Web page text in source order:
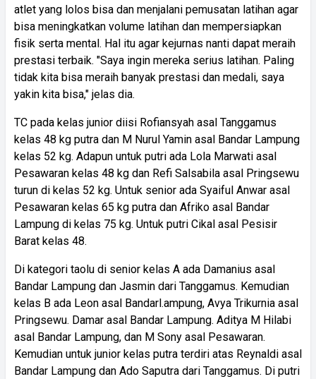
atlet yang lolos bisa dan menjalani pemusatan latihan agar
bisa meningkatkan volume latihan dan mempersiapkan
fisik serta mental. Hal itu agar kejurnas nanti dapat meraih
prestasi terbaik. "Saya ingin mereka serius latihan. Paling
tidak kita bisa meraih banyak prestasi dan medali, saya
yakin kita bisa," jelas dia.
TC pada kelas junior diisi Rofiansyah asal Tanggamus
kelas 48 kg putra dan M Nurul Yamin asal Bandar Lampung
kelas 52 kg. Adapun untuk putri ada Lola Marwati asal
Pesawaran kelas 48 kg dan Refi Salsabila asal Pringsewu
turun di kelas 52 kg. Untuk senior ada Syaiful Anwar asal
Pesawaran kelas 65 kg putra dan Afriko asal Bandar
Lampung di kelas 75 kg. Untuk putri Cikal asal Pesisir
Barat kelas 48.
Di kategori taolu di senior kelas A ada Damanius asal
Bandar Lampung dan Jasmin dari Tanggamus. Kemudian
kelas B ada Leon asal Bandarl.ampung, Avya Trikurnia asal
Pringsewu. Damar asal Bandar Lampung. Aditya M Hilabi
asal Bandar Lampung, dan M Sony asal Pesawaran.
Kemudian untuk junior kelas putra terdiri atas Reynaldi asal
Bandar Lampung dan Ado Saputra dari Tanggamus. Di putri